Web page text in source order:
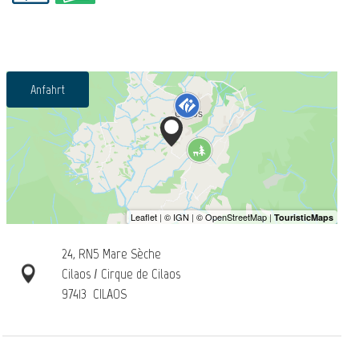
Anfahrt
24, RN5 Mare Sèche
Cilaos / Cirque de Cilaos
97413 CILAOS